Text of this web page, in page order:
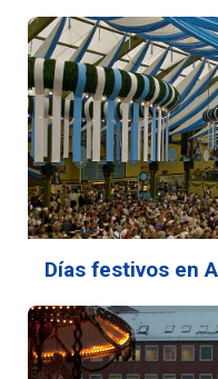
Días festivos en